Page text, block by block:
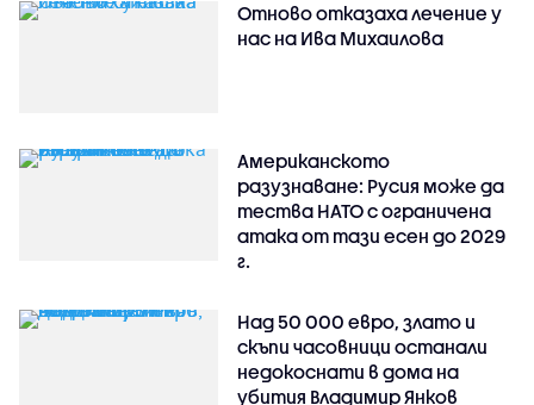
Отново отказаха лечение у
нас на Ива Михаилова
Американското
разузнаване: Русия може да
тества НАТО с ограничена
атака от тази есен до 2029
г.
Над 50 000 евро, злато и
скъпи часовници останали
недокоснати в дома на
убития Владимир Янков